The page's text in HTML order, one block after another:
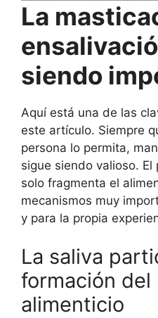
La
siendo
Aquí está una de las
este artículo. Siempre
persona lo permita,
sigue siendo valioso.
solo fragmenta el
mecanismos muy
y para la propia
La saliva
formación del
alimenticio